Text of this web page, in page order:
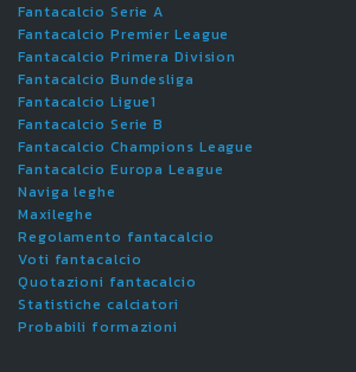
Fantacalcio Serie A
Fantacalcio Premier League
Fantacalcio Primera Division
Fantacalcio Bundesliga
Fantacalcio Ligue1
Fantacalcio Serie B
Fantacalcio Champions League
Fantacalcio Europa League
Naviga leghe
Maxileghe
Regolamento fantacalcio
Voti fantacalcio
Quotazioni fantacalcio
Statistiche calciatori
Probabili formazioni